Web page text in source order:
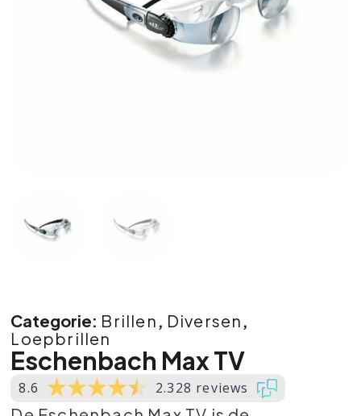
Categorie: Brillen , Diversen ,
Loepbrillen
Eschenbach Max TV
8.6 2.328 reviews